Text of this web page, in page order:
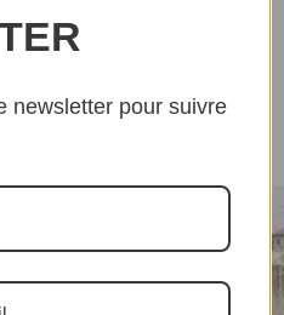
compétition avec sérieux et
vers Casablanca, où les
faire briller les couleurs
des Lions Indomptables sur la
newsletter pour suivre